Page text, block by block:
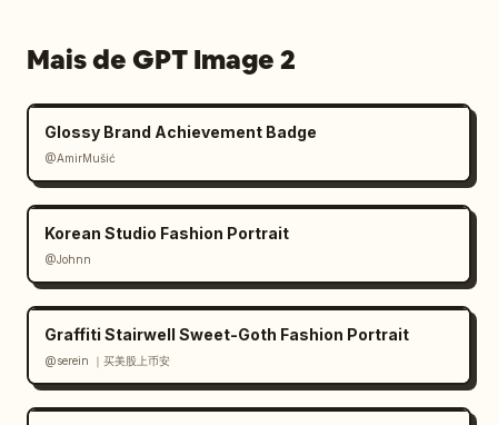
Mais de GPT Image 2
Glossy Brand Achievement Badge
@AmirMušić
Korean Studio Fashion Portrait
@Johnn
Graffiti Stairwell Sweet-Goth Fashion Portrait
@serein ｜买美股上币安